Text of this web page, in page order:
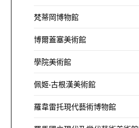
梵蒂岡博物館
博爾蓋塞美術館
學院美術館
佩姬·古根漢美術館
羅韋雷托現代藝術博物館